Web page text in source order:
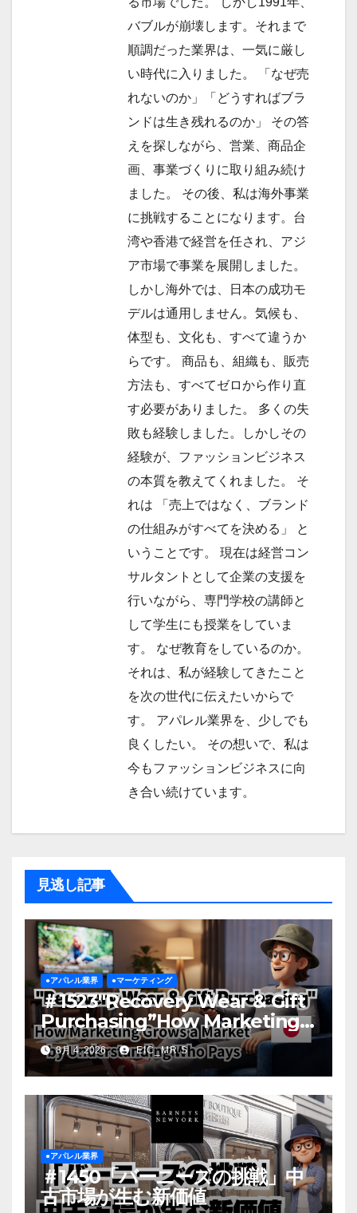
バブルが崩壊します。それまで
順調だった業界は、一気に厳し
い時代に入りました。 「なぜ売
れないのか」「どうすればブラ
ンドは生き残れるのか」 その答
えを探しながら、営業、商品企
画、事業づくりに取り組み続け
ました。 その後、私は海外事業
に挑戦することになります。台
湾や香港で経営を任され、アジ
ア市場で事業を展開しました。
しかし海外では、日本の成功モ
デルは通用しません。気候も、
体型も、文化も、すべて違うか
らです。 商品も、組織も、販売
方法も、すべてゼロから作り直
す必要がありました。 多くの失
敗も経験しました。しかしその
経験が、ファッションビジネス
の本質を教えてくれました。 そ
れは 「売上ではなく、ブランド
の仕組みがすべてを決める」 と
いうことです。 現在は経営コン
サルタントとして企業の支援を
行いながら、専門学校の講師と
して学生にも授業をしていま
す。 なぜ教育をしているのか。
それは、私が経験してきたこと
を次の世代に伝えたいからで
す。 アパレル業界を、少しでも
良くしたい。 その想いで、私は
今もファッションビジネスに向
き合い続けています。
見逃し記事
●アパレル業界 ●マーケティング
＃1523″Recovery Wear & Gift
Purchasing”How Marketing
Grows a Market by
Understanding Who Pays
8月 4, 2026 EIC_MR.S
●アパレル業界
＃1450「バーニーズの挑戦」中
古市場が生む新価値